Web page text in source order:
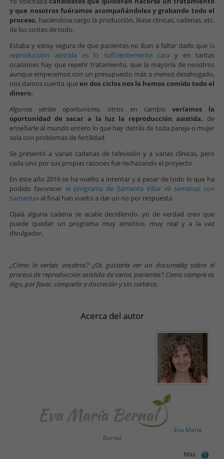
y que nosotros fuéramos acompañándoles y grabando todo el
proceso, haciéndose cargo la producción, léase clínicas, cadenas, etc.
de los costes de todo.
Estaba y estoy segura de que pacientes no iban a faltar dado que la
reproducción asistida es lo suficientemente cara y en tantas
ocasiones hay que repetir tratamiento, que la mayoría de nosotros
aunque empecemos con un presupuesto más o menos desahogado,
nos damos cuenta queen dos ciclos nos lo hemos comido todo el
dinero.
Algunos verían oportunismo, otros en cambioveríamos la
oportunidad de sacar a la luz la reproducción asistida, de
enseñarle al mundo entero lo que hay detrás de toda pareja o mujer
sola con problemas de fertilidad.
Se presentó a varias cadenas de televisión y a varias clínicas, pero
cada uno por sus propias razones fue rechazando el proyecto.
En este año 2016 se ha vuelto a intentar y a pesar de todo lo que ha
podido favorecer el programa de Samanta Villar «9 semanas con
Samanta»al final han vuelto a dar un no por respuesta.
Ojalá alguna cadena se acabe decidiendo, yo de verdad creo que
puede quedar un programa muy emotivo, muy real y a la vez
divulgador.
¿Cómo lo veríais vosotros? ¿Os gustaría ver un docureality sobre el
proceso de reproducción asistida de varios pacientes? Como siempre os
digo, por favor, compartir a discreción y sin cortaros.
Acerca del autor
Eva María
Bernal
Mas